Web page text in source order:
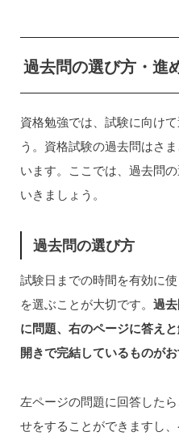
過去問の選び方・進
資格勉強では、試験に向け
う。資格試験の過去問はさ
います。ここでは、過去問
いきましょう。
過去問の選び方
試験日までの時間を有効に
を選ぶことが大切です。 過
に問題、右のページに答え
開きで完結しているものが
左ページの問題に回答した
せをすることができますし